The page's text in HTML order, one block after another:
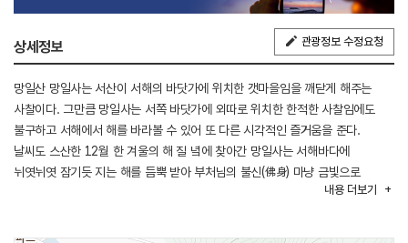
상세정보 관광정보 수정요청
망일산 망일사는 서산이 서해의 바닷가에 위치한 갯마을임을 깨닫게 해주는
사찰이다. 그만큼 망일사는 서쪽 바닷가에 외따로 위치한 한적한 사찰임에도
불구하고 서해에서 해를 바라볼 수 있어 또 다른 시각적인 즐거움을 준다.
날씨도 스산한 12월 한 겨울의 해 질 녘에 찾아간 망일사는 서해바다에
뉘엿뉘엿 잠기듯 지는 해를 듬뿍 받아 부처님의 불신(佛身) 마냥 금빛으로
반짝반짝 빛나며, 서쪽을 향해 있어서 겨울의 추위가 뼛속까지 시리게 만들고
절집들은 서해의 기운을 담뿍 받기 위해 서쪽을 향해 서 있으며, 그곳에 칠해진
내용 더보기